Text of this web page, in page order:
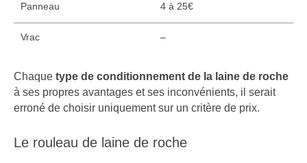
Panneau 4 à 25€
Vrac –
Chaque type de conditionnement de la laine de roche
à ses propres avantages et ses inconvénients, il serait
erroné de choisir uniquement sur un critère de prix.
Le rouleau de laine de roche